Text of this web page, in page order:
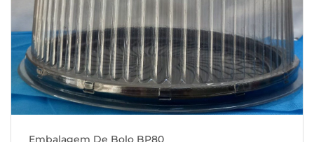
Embalagem De Bolo BP80